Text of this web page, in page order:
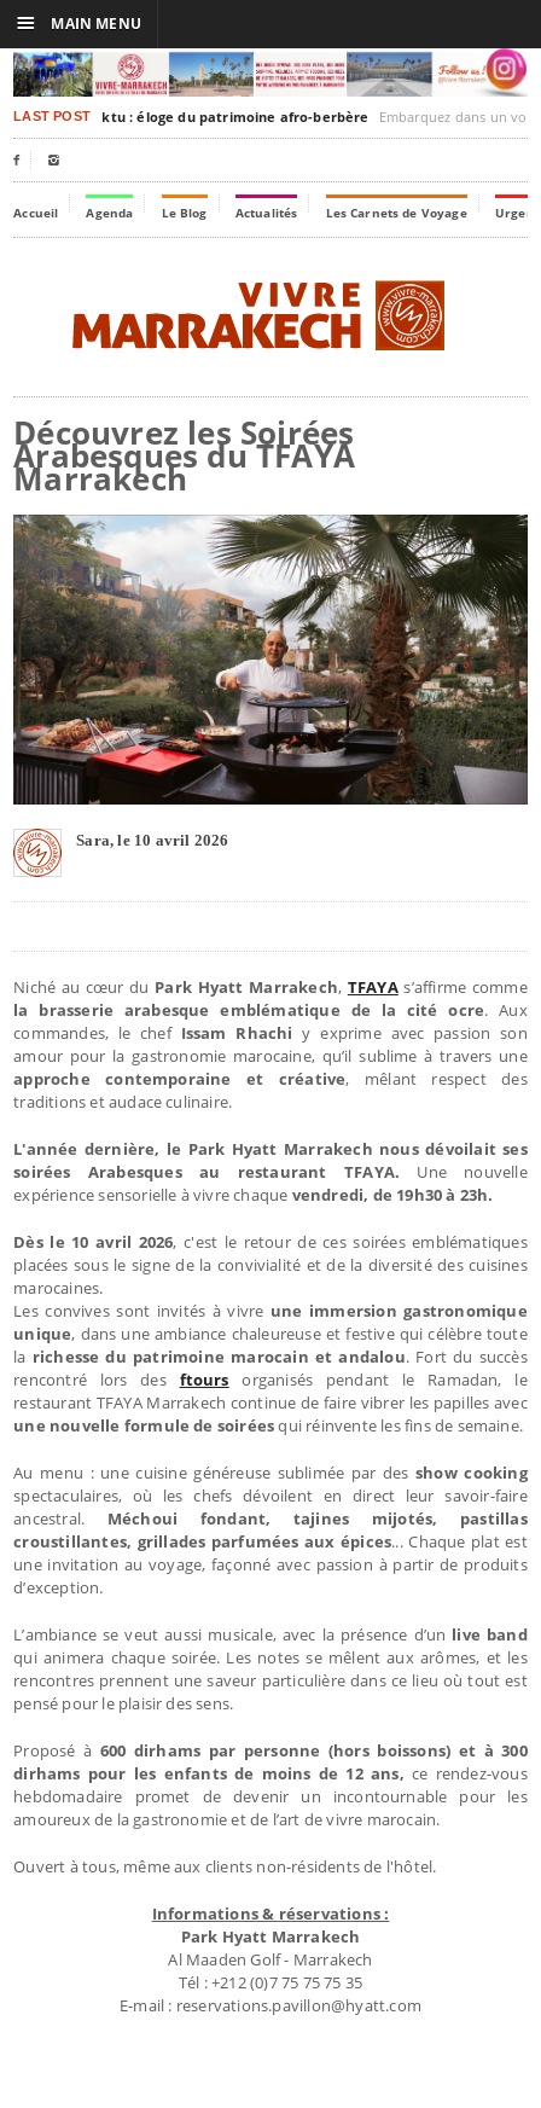
LAST POSTTimbuktu : éloge du patrimoine afro-berbère Embarquez dans un voyage culturel dans le
 
Accueil Agenda Le Blog Actualités Les Carnets de Voyage
Découvrez les Soirées
Arabesques du TFAYA
Marrakech
Sara, le 10 avril 2026
Niché au cœur du Park Hyatt Marrakech, TFAYAs’affirme comme
la brasserie arabesque emblématique de la cité ocre. Aux
commandes, le chef Issam Rhachi y exprime avec passion son
amour pour la gastronomie marocaine, qu’il sublime à travers une
approche contemporaine et créative, mêlant respect des
traditions et audace culinaire.
L'année dernière, le Park Hyatt Marrakech nous dévoilait ses
soirées Arabesques au restaurant TFAYA. Une nouvelle
expérience sensorielle à vivre chaque vendredi, de 19h30 à 23h.
Dès le 10 avril 2026, c'est le retour de ces soirées emblématiques
placées sous le signe de la convivialité et de la diversité des cuisines
marocaines.
Les convives sont invités à vivre une immersion gastronomique
unique, dans une ambiance chaleureuse et festive qui célèbre toute
la richesse du patrimoine marocain et andalou. Fort du succès
rencontré lors des ftours organisés pendant le Ramadan, le
restaurant TFAYA Marrakech continue de faire vibrer les papilles avec
une nouvelle formule de soiréesqui réinvente les fins de semaine.
Au menu : une cuisine généreuse sublimée par desshow cooking
spectaculaires, où les chefs dévoilent en direct leur savoir-faire
ancestral. Méchoui fondant, tajines mijotés, pastillas
croustillantes, grillades parfumées aux épices... Chaque plat est
une invitation au voyage, façonné avec passion à partir de produits
d’exception.
L’ambiance se veut aussi musicale, avec la présence d’un live band
qui animera chaque soirée. Les notes se mêlent aux arômes, et les
rencontres prennent une saveur particulière dans ce lieu où tout est
pensé pour le plaisir des sens.
Proposé à 600 dirhams par personne (hors boissons) et à 300
dirhams pour les enfants de moins de 12 ans,ce rendez-vous
hebdomadaire promet de devenir un incontournable pour les
amoureux de la gastronomie et de l’art de vivre marocain.
Ouvert à tous, même aux clients non-résidents de l'hôtel.
Informations & réservations :
Park Hyatt Marrakech
Al Maaden Golf - Marrakech
Tél : +212 (0)7 75 75 75 35
E-mail : reservations.pavillon@hyatt.com
☰ MAIN MENU